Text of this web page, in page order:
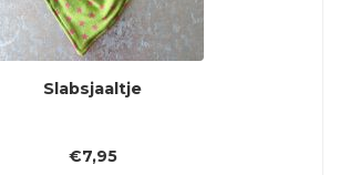
Slabsjaaltje
€7,95